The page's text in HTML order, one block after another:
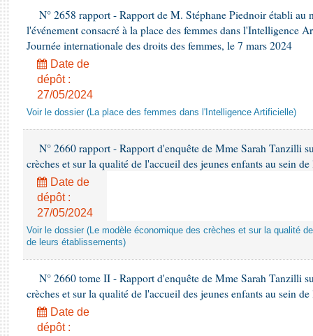
N° 2658 rapport - Rapport de M. Stéphane Piednoir établi au
l'événement consacré à la place des femmes dans l'Intelligence
Journée internationale des droits des femmes, le 7 mars 2024
Date de
dépôt :
27/05/2024
Voir le dossier (La place des femmes dans l'Intelligence Artificielle)
N° 2660 rapport - Rapport d'enquête de Mme Sarah Tanzilli
crèches et sur la qualité de l'accueil des jeunes enfants au sein de
Date de
dépôt :
27/05/2024
Voir le dossier (Le modèle économique des crèches et sur la qualité
de leurs établissements)
N° 2660 tome II - Rapport d'enquête de Mme Sarah Tanzilli
crèches et sur la qualité de l'accueil des jeunes enfants au sein de
Date de
dépôt :